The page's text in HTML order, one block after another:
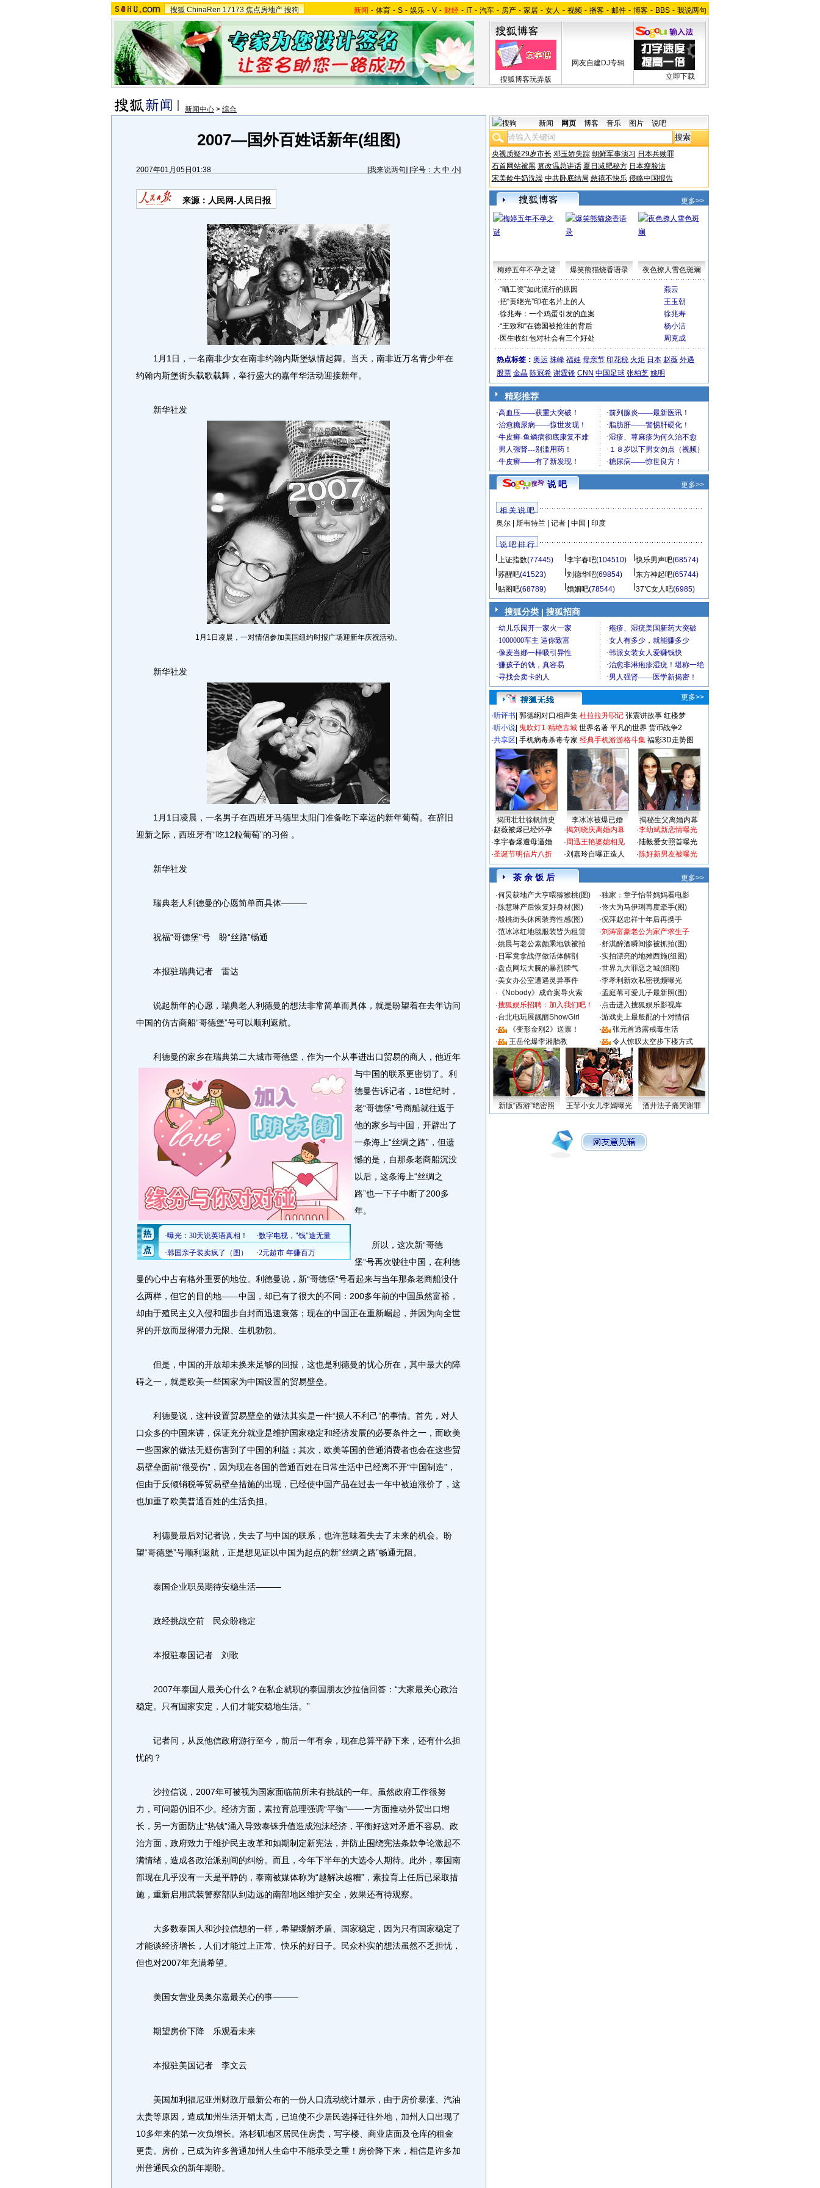
搜狐 ChinaRen 17173 焦点房地产 搜狗 新闻 - 体育 - S - 娱乐 - V - 财经 - IT - 汽车 - 房产 - 家居 - 女人 - 视频 - 播客 - 邮件 - 博客 - BBS - 我说两句
搜狐博客玩弄版
网友自建DJ专辑
立即下载
新闻中心 > 综合
2007—国外百姓话新年(组图)
2007年01月05日01:38 [我来说两句] [字号： 大 中 小]
来源：人民网-人民日报
1月1日，一名南非少女在南非约翰内斯堡纵情起舞。当天，南非近万名青少年在
约翰内斯堡街头载歌载舞，举行盛大的嘉年华活动迎接新年。
新华社发
1月1日凌晨，一对情侣参加美国纽约时报广场迎新年庆祝活动。
新华社发
1月1日凌晨，一名男子在西班牙马德里太阳门准备吃下幸运的新年葡萄。在辞旧
迎新之际，西班牙有“吃12粒葡萄”的习俗 。
新华社发
瑞典老人利德曼的心愿简单而具体———
祝福“哥德堡”号 盼“丝路”畅通
本报驻瑞典记者 雷达
说起新年的心愿，瑞典老人利德曼的想法非常简单而具体，就是盼望着在去年访问
中国的仿古商船“哥德堡”号可以顺利返航。
利德曼的家乡在瑞典第二大城市哥德堡，作为一个从事进出口贸易的商人，他近年
与中国的联系更密切了。 利
德曼告诉记者，18世纪时，
老“哥德堡”号商船就往返于
他的家乡与中国，开辟出了
一条海上“丝绸之路”，但遗
憾的是，自那条老商船沉没
以后，这条海上“丝绸之
路”也一下子中断了200多
年。
所以，这次新“哥德
堡”号再次驶往中国，在利德
曼的心中占有格外重要的地位。利德曼说，新“哥德堡”号看起来与当年那条老商船没什
么两样，但它的目的地——中国，却已有了很大的不同：200多年前的中国虽然富裕，
却由于殖民主义入侵和固步自封而迅速衰落；现在的中国正在重新崛起，并因为向全世
界的开放而显得潜力无限、生机勃勃。
但是，中国的开放却未换来足够的回报，这也是利德曼的忧心所在，其中最大的障
碍之一，就是欧美一些国家为中国设置的贸易壁垒。
利德曼说，这种设置贸易壁垒的做法其实是一件“损人不利己”的事情。首先，对人
口众多的中国来讲，保证充分就业是维护国家稳定和经济发展的必要条件之一，而欧美
一些国家的做法无疑伤害到了中国的利益；其次，欧美等国的普通消费者也会在这些贸
易壁垒面前“很受伤”，因为现在各国的普通百姓在日常生活中已经离不开“中国制造”，
但由于反倾销税等贸易壁垒措施的出现，已经使中国产品在过去一年中被迫涨价了，这
也加重了欧美普通百姓的生活负担。
利德曼最后对记者说，失去了与中国的联系，也许意味着失去了未来的机会。盼
望“哥德堡”号顺利返航，正是想见证以中国为起点的新“丝绸之路”畅通无阻。
泰国企业职员期待安稳生活———
政经挑战空前 民众盼稳定
本报驻泰国记者 刘歌
2007年泰国人最关心什么？在私企就职的泰国朋友沙拉信回答：“大家最关心政治
稳定。只有国家安定，人们才能安稳地生活。”
记者问，从反他信政府游行至今，前后一年有余，现在总算平静下来，还有什么担
忧的？
沙拉信说，2007年可被视为国家面临前所未有挑战的一年。虽然政府工作很努
力，可问题仍旧不少。经济方面，素拉育总理强调“平衡”——一方面推动外贸出口增
长，另一方面防止“热钱”涌入导致泰铢升值造成泡沫经济，平衡好这对矛盾不容易。政
治方面，政府致力于维护民主改革和如期制定新宪法，并防止围绕宪法条款争论激起不
满情绪，造成各政治派别间的纠纷。而且，今年下半年的大选令人期待。此外，泰国南
部现在几乎没有一天是平静的，泰南被媒体称为“越解决越糟”，素拉育上任后已采取措
施，重新启用武装警察部队到边远的南部地区维护安全，效果还有待观察。
大多数泰国人和沙拉信想的一样，希望缓解矛盾、国家稳定，因为只有国家稳定了
才能谈经济增长，人们才能过上正常、快乐的好日子。民众朴实的想法虽然不乏担忧，
但也对2007年充满希望。
美国女营业员奥尔嘉最关心的事———
期望房价下降 乐观看未来
本报驻美国记者 李文云
美国加利福尼亚州财政厅最新公布的一份人口流动统计显示，由于房价暴涨、汽油
太贵等原因，造成加州生活开销太高，已迫使不少居民选择迁往外地，加州人口出现了
10多年来的第一次负增长。洛杉矶地区居民住房贵，写字楼、商业店面及仓库的租金
更贵。房价，已成为许多普通加州人生命中不能承受之重！房价降下来，相信是许多加
州普通民众的新年期盼。
新闻 网页 博客 音乐 图片 说吧
央视质疑29岁市长 邓玉娇失踪 朝鲜军事演习 日本兵赎罪
石首网站被黑 篡改温总讲话 夏日减肥秘方 日本瘦脸法
宋美龄牛奶洗澡 中共卧底结局 慈禧不快乐 侵略中国报告
更多>>
梅婷五年不孕之谜 爆笑熊猫烧香语录 夜色撩人雪色斑斓
·“晒工资”如此流行的原因
燕云
·把“黄继光”印在名片上的人
王玉朝
·徐兆寿：一个鸡蛋引发的血案
徐兆寿
·“王致和”在德国被抢注的背后
杨小洁
· 医生收红包对社会有三个好处 周克成
热点标签： 奥运 珠峰 福娃 母亲节 印花税 火炬 日本 赵薇 外遇
股票 金晶 陈冠希 谢霆锋 CNN 中国足球 张柏芝 姚明
精彩推荐
说 吧 更多>>
相 关 说 吧
奥尔| 斯韦特兰 记者| 中国 印度
说 吧 排 行
上证指数(77445) 李宇春吧(104510) 快乐男声吧(68574)
苏醒吧(41523) 刘德华吧(69854) 东方神起吧(65744)
贴图吧(68789) 婚姻吧(78544) 37℃女人吧(6985)
搜狐分类 | 搜狐招商
更多>>
·听评书 郭德纲对口相声集 杜拉拉升职记 张震讲故事 红楼梦
·听小说 鬼吹灯1-精绝古城 世界名著 平凡的世界 货币战争2
·共享区 手机病毒杀毒专家 经典手机游游格斗集 福彩3D走势图
揭田壮壮徐帆情史 李冰冰被爆已婚
揭秘生父离婚内幕
·赵薇被爆已经怀孕
·李宇春爆遭母逼婚
·圣诞节明信片八折
·揭刘晓庆离婚内幕
·周迅王艳婆媳相见
·刘嘉玲自曝正造人
·李幼斌新恋情曝光
·陆毅爱女照首曝光
·陈好新男友被曝光
茶 余 饭 后
更多>>
·何炅获地产大亨喂猕猴桃(图) ·独家：章子怡带妈妈看电影
·陈慧琳产后恢复好身材(图) ·佟大为马伊琍再度牵手(图)
·殷桃街头休闲装秀性感(图) ·倪萍赵忠祥十年后再携手
·范冰冰红地毯服装皆为租赁 ·刘涛富豪老公为家产求生子
·姚晨与老公素颜乘地铁被拍 ·舒淇醉酒瞬间惨被抓拍(图)
· 日军竟拿战俘做活体解剖 ·实拍漂亮的地摊西施(组图)
·盘点网坛大腕的暴烈脾气 ·世界九大罪恶之城(组图)
·美女办公室遭遇灵异事件 ·李孝利新欢私密视频曝光
· 《Nobody》成命案导火索 ·孟庭苇可爱儿子最新照(图)
·搜狐娱乐招聘：加入我们吧！ ·点击进入搜狐娱乐影视库
·台北电玩展靓丽ShowGirl ·游戏史上最般配的十对情侣
·
《变形金刚2》送票！ ·
张元首透露戒毒生活
·
王岳伦爆李湘胎教 · 令人惊叹太空步下楼方式
新版“西游”绝密照 王菲小女儿李嫣曝光 酒井法子痛哭谢罪